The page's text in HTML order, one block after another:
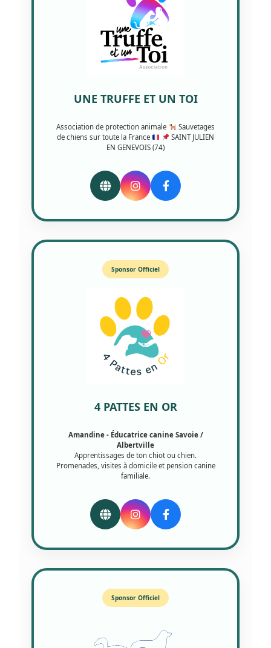
UNE TRUFFE ET UN TOI
Association de protection animale
Sauvetages
de chiens sur toute la France
SAINT JULIEN
EN GENEVOIS (74)
Sponsor Officiel
4 PATTES EN OR
Amandine - Éducatrice canine Savoie /
Albertville
Apprentissages de ton chiot ou chien.
Promenades, visites à domicile et pension canine
familiale.
Sponsor Officiel